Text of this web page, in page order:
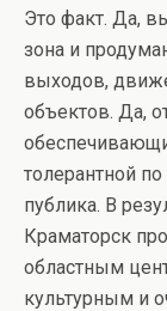
Это факт. Да,
зона и
выходов,
объектов. Да,
толерантной
публика. В
Краматорск
областным
культурным и